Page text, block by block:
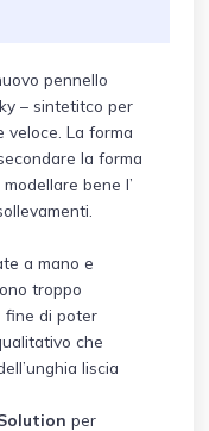
pennello
– sintetitco per
veloce. La forma
la forma
bene l’
a mano e
troppo
fine di poter
che
liscia
per